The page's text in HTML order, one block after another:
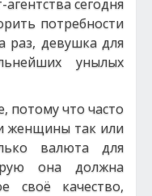
сегодня
потребности
раз, девушка для
унылых
потому что часто
женщины так или
валюта для
она должна
своё качество,